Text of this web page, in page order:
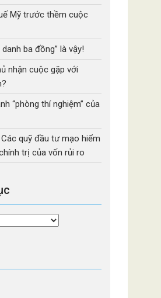
Mỹ trước thềm cuộc
ba đồng” là vậy!
nhận cuộc gặp với
“phòng thí nghiệm” của
quỹ đầu tư mạo hiểm
trị của vốn rủi ro